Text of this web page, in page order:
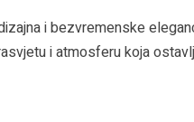
i bezvremenske
i atmosferu koja